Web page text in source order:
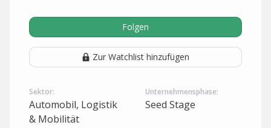
Folgen
Zur Watchlist hinzufügen
Sektor:
Automobil, Logistik
& Mobilität
Unternehmensphase:
Seed Stage